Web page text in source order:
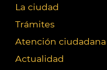
La ciudad
Trámites
Atención ciudadana
Actualidad